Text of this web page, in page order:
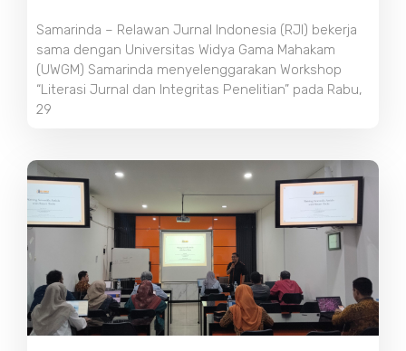
Samarinda – Relawan Jurnal Indonesia (RJI) bekerja
sama dengan Universitas Widya Gama Mahakam
(UWGM) Samarinda menyelenggarakan Workshop
“Literasi Jurnal dan Integritas Penelitian” pada Rabu,
29